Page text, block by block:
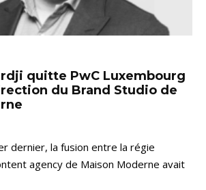
quitte PwC Luxembourg
du Brand Studio de
dernier, la fusion entre la régie
agency de Maison Moderne avait